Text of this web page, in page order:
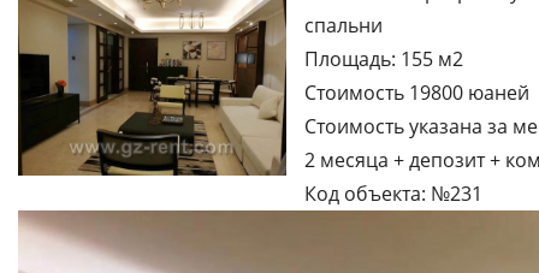
спальни
Площадь: 155 м2
Стоимость 19800 юаней
Стоимость указана за
2 месяца + депозит +
Код объекта: №231